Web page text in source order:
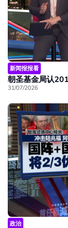
新闻报报看
朝圣基金局认
31/07/2026
政治